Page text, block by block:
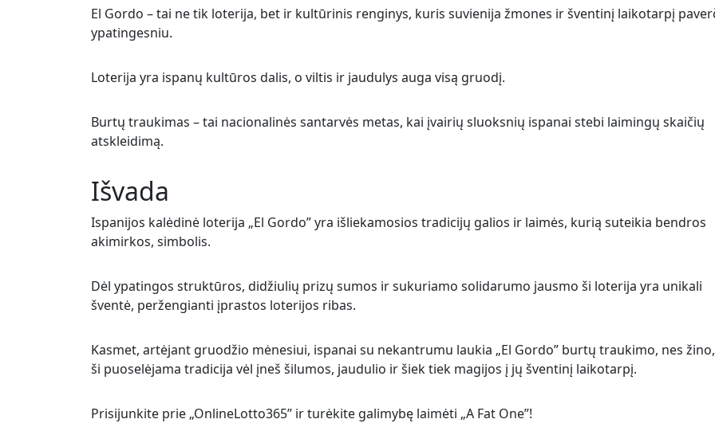
El Gordo – tai ne tik loterija, bet ir kultūrinis renginys, kuris suvienija žmones ir šventinį laikotarpį
ypatingesniu.
Loterija yra ispanų kultūros dalis, o viltis ir jaudulys auga visą gruodį.
Burtų traukimas – tai nacionalinės santarvės metas, kai įvairių sluoksnių ispanai stebi laimingų skaičių
atskleidimą.
Išvada
Ispanijos kalėdinė loterija „El Gordo” yra išliekamosios tradicijų galios ir laimės, kurią suteikia bendros
akimirkos, simbolis.
Dėl ypatingos struktūros, didžiulių prizų sumos ir sukuriamo solidarumo jausmo ši loterija yra unikali
šventė, peržengianti įprastos loterijos ribas.
Kasmet, artėjant gruodžio mėnesiui, ispanai su nekantrumu laukia „El Gordo” burtų traukimo, nes
ši puoselėjama tradicija vėl įneš šilumos, jaudulio ir šiek tiek magijos į jų šventinį laikotarpį.
Prisijunkite prie „OnlineLotto365” ir turėkite galimybę laimėti „A Fat One”!